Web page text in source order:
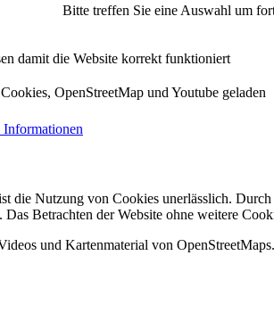
Bitte treffen Sie eine Auswahl um
damit die Website korrekt funktioniert
OpenStreetMap und Youtube geladen
Informationen
die Nutzung von Cookies unerlässlich.
Betrachten der Website ohne weitere
und Kartenmaterial von